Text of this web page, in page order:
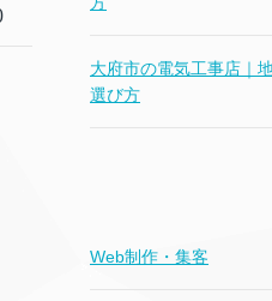
大府市の電気工事店｜
選び方
Web制作・集客